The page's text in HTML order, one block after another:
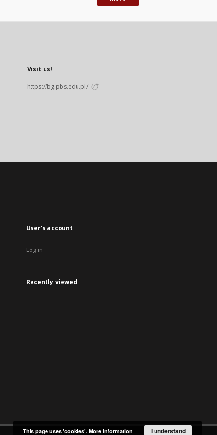
Visit us!
https://bg.pbs.edu.pl/
User's account
Log in
Recently viewed
This page uses 'cookies'. More information I understand